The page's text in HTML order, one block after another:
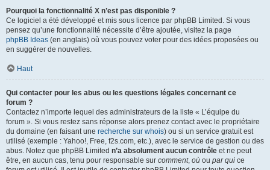
Pourquoi la fonctionnalité X n’est pas disponible ?
Ce logiciel a été développé et mis sous licence par phpBB Limited. Si vous
pensez qu’une fonctionnalité nécessite d’être ajoutée, visitez la page
phpBB Ideas (en anglais) où vous pouvez voter pour des idées proposées ou
en suggérer de nouvelles.
Haut
Qui contacter pour les abus ou les questions légales concernant ce
forum ?
Contactez n’importe lequel des administrateurs de la liste « L’équipe du
forum ». Si vous restez sans réponse alors prenez contact avec le propriétaire
du domaine (en faisant une recherche sur whois) ou si un service gratuit est
utilisé (exemple : Yahoo!, Free, f2s.com, etc.), avec le service de gestion ou des
abus. Notez que phpBB Limited n’a absolument aucun contrôle et ne peut
être, en aucun cas, tenu pour responsable sur comment, où ou par qui ce